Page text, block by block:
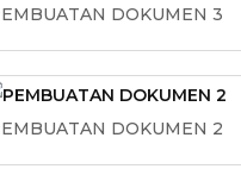
DOKUMEN 3
DOKUMEN 2